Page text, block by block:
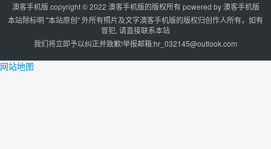
澳客手机版 copyright © 2022 澳客手机版的版权所有 powered by澳客手机版
本站除标明 "本站原创" 外所有照片及文字澳客手机版的版权归创作人所有，如有
冒犯, 请直接联系本站
我们将立即予以纠正并致歉!举报邮箱:hr_032145@outlook.com
网站地图